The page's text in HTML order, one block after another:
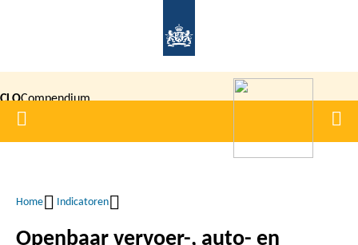
inhoud
gaan
CLOCompendium
voor de
Home
Kruimelpad
Home Indicatoren
Openbaar vervoer-, auto- en